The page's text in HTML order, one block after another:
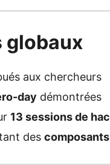
globaux
aux chercheurs
day démontrées
13 sessions de
des